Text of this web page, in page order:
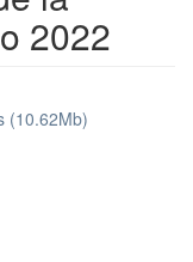
2022
(10.62Mb)